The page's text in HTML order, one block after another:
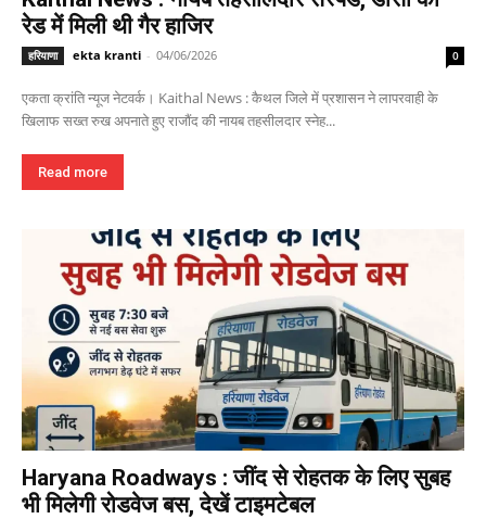
रेड में मिली थी गैर हाजिर
हरियाणा ekta kranti - 04/06/2026 0
एकता क्रांति न्यूज नेटवर्क। Kaithal News : कैथल जिले में प्रशासन ने लापरवाही के
खिलाफ सख्त रुख अपनाते हुए राजौंद की नायब तहसीलदार स्नेह...
Read more
Haryana Roadways : जींद से रोहतक के लिए सुबह
भी मिलेगी रोडवेज बस, देखें टाइमटेबल